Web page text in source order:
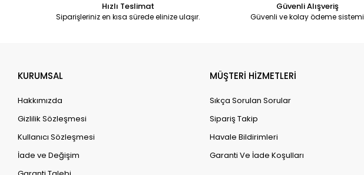
Hızlı Teslimat
Siparişleriniz en kısa sürede elinize ulaşır.
Güvenli Alışveriş
Güvenli ve kolay ödeme sistemi
KURUMSAL
Hakkımızda
Gizlilik Sözleşmesi
Kullanıcı Sözleşmesi
İade ve Değişim
MÜŞTERİ HİZMETLERİ
Sıkça Sorulan Sorular
Sipariş Takip
Havale Bildirimleri
Garanti Ve İade Koşulları